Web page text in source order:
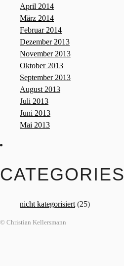
April 2014
März 2014
Februar 2014
Dezember 2013
November 2013
Oktober 2013
September 2013
August 2013
Juli 2013
Juni 2013
Mai 2013
CATEGORIES
nicht kategorisiert (25)
© Christian Kellersmann